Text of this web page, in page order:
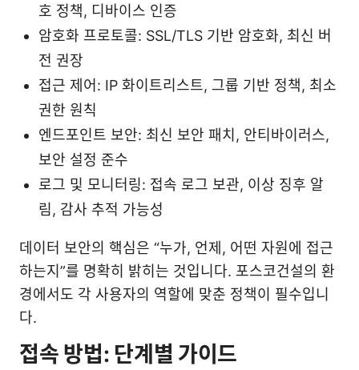
호 정책, 디바이스 인증
암호화 프로토콜: SSL/TLS 기반 암호화, 최신 버
전 권장
접근 제어: IP 화이트리스트, 그룹 기반 정책, 최소
권한 원칙
엔드포인트 보안: 최신 보안 패치, 안티바이러스,
보안 설정 준수
로그 및 모니터링: 접속 로그 보관, 이상 징후 알
림, 감사 추적 가능성
데이터 보안의 핵심은 “누가, 언제, 어떤 자원에 접근
하는지”를 명확히 밝히는 것입니다. 포스코건설의 환
경에서도 각 사용자의 역할에 맞춘 정책이 필수입니
다.
접속 방법: 단계별 가이드